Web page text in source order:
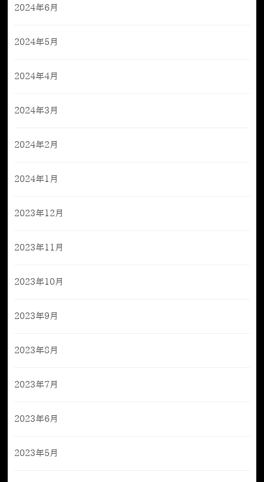
2024年6月
2024年5月
2024年4月
2024年3月
2024年2月
2024年1月
2023年12月
2023年11月
2023年10月
2023年9月
2023年8月
2023年7月
2023年6月
2023年5月